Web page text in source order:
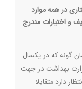
در همه موارد
و اختیارات مندرج
گونه که در یکسال
بهداشت در جهت
دارد متقابلا